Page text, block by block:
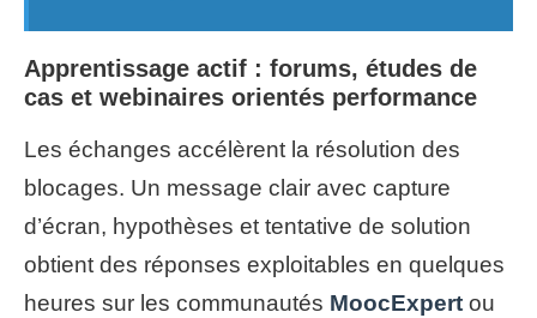
Apprentissage actif : forums, études de
cas et webinaires orientés performance
Les échanges accélèrent la résolution des
blocages. Un message clair avec capture
d’écran, hypothèses et tentative de solution
obtient des réponses exploitables en quelques
heures sur les communautés MoocExpert ou